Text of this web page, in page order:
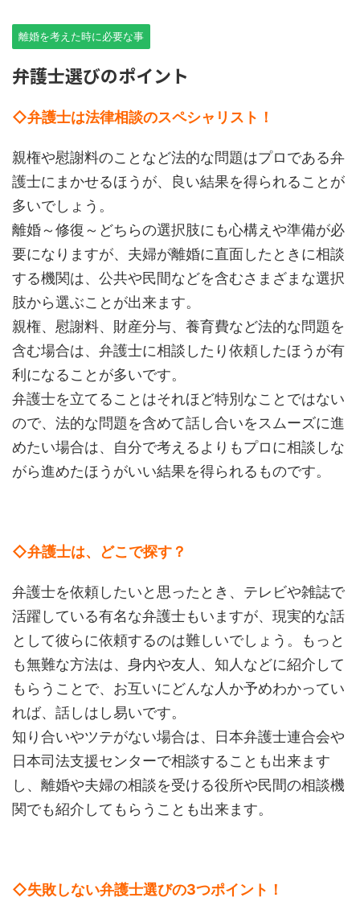
離婚を考えた時に必要な事
弁護士選びのポイント
◇弁護士は法律相談のスペシャリスト！
親権や慰謝料のことなど法的な問題はプロである弁
護士にまかせるほうが、良い結果を得られることが
多いでしょう。
離婚～修復～どちらの選択肢にも心構えや準備が必
要になりますが、夫婦が離婚に直面したときに相談
する機関は、公共や民間などを含むさまざまな選択
肢から選ぶことが出来ます。
親権、慰謝料、財産分与、養育費など法的な問題を
含む場合は、弁護士に相談したり依頼したほうが有
利になることが多いです。
弁護士を立てることはそれほど特別なことではない
ので、法的な問題を含めて話し合いをスムーズに進
めたい場合は、自分で考えるよりもプロに相談しな
がら進めたほうがいい結果を得られるものです。
◇弁護士は、どこで探す？
弁護士を依頼したいと思ったとき、テレビや雑誌で
活躍している有名な弁護士もいますが、現実的な話
として彼らに依頼するのは難しいでしょう。もっと
も無難な方法は、身内や友人、知人などに紹介して
もらうことで、お互いにどんな人か予めわかってい
れば、話しはし易いです。
知り合いやツテがない場合は、日本弁護士連合会や
日本司法支援センターで相談することも出来ます
し、離婚や夫婦の相談を受ける役所や民間の相談機
関でも紹介してもらうことも出来ます。
◇失敗しない弁護士選びの3つポイント！